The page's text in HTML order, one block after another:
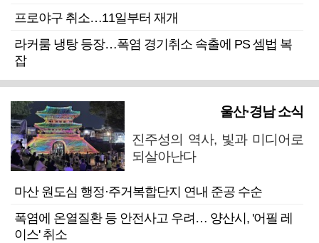
프로야구 취소…11일부터 재개
라커룸 냉탕 등장…폭염 경기취소 속출에 PS 셈법 복
잡
울산·경남 소식
진주성의 역사, 빛과 미디어로
되살아난다
마산 원도심 행정·주거복합단지 연내 준공 수순
폭염에 온열질환 등 안전사고 우려… 양산시, '어필 레
이스' 취소